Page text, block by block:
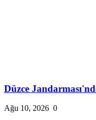
Düzce
Ağu 10, 2026 0